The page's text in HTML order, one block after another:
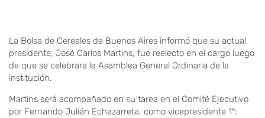
La Bolsa de Cereales de Buenos Aires informó que su actual
presidente, José Carlos Martins, fue reelecto en el cargo luego
de que se celebrara la Asamblea General Ordinaria de la
institución.
Martins será acompañado en su tarea en el Comité Ejecutivo
por Fernando Julián Echazarreta, como vicepresidente 1º;